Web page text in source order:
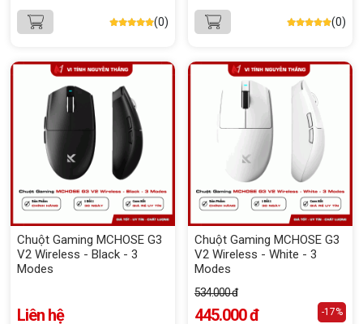
(0) (0)
Chuột Gaming MCHOSE G3
V2 Wireless - Black - 3
Modes
Liên hệ
Chuột Gaming MCHOSE G3
V2 Wireless - White - 3
Modes
534.000 đ
445.000 đ -17%